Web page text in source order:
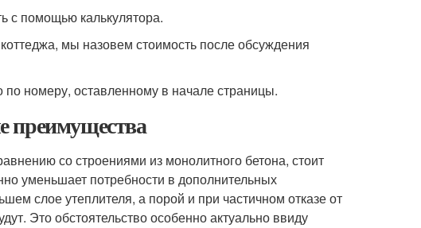
с помощью калькулятора.
мы назовем стоимость после обсуждения
номеру, оставленному в начале страницы.
преимущества
со строениями из монолитного бетона, стоит
уменьшает потребности в дополнительных
слое утеплителя, а порой и при частичном отказе от
Это обстоятельство особенно актуально ввиду